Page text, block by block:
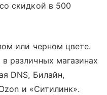
скидкой в 500
или черном цвете.
различных магазинах
DNS, Билайн,
и «Ситилинк».